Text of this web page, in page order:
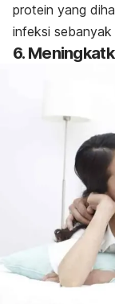
protein yang
infeksi sebanyak
6.